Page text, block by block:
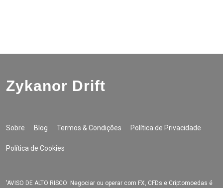
Zykanor Drift
Sobre Blog Termos & Condições Política de Privacidade
Política de Cookies
'AVISO DE ALTO RISCO: Negociar ou operar com FX, CFDs e Criptomoedas é